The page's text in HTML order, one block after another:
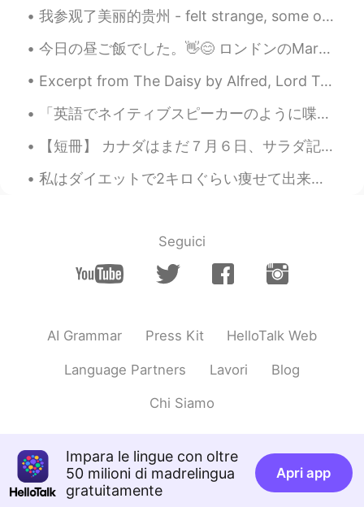
我参观了美丽的贵州 - felt strange, some of the locals noticed me from some advertisements 😂🤔 but they're a...
今日の昼ご飯でした。👋😊 ロンドンのMarugame Udonです。このレストランはとても新しいです。日本で行ったことがあります。😄👌 このうどんはかけでした。美味しかったです。 天ぷらは鶏肉と...
Excerpt from The Daisy by Alfred, Lord Tennyson. What more? we took our last adieu, And up the s...
「英語でネイティブスピーカーのように喋れるようになりた〜い！」と言っている人が多いです。 でも、その目標は多分無理と思います。 なぜかというと、人の性格は喋り方と繋がっているからです。 例...
【短冊】 カナダはまだ７月６日、サラダ記念日です。 日本ではもう７月７日、七夕ですね。 サラダ記念日は実話ではないです。野球デートで唐揚げのお弁当が褒められたエピソードをアレンジした短歌です...
私はダイエットで2キロぐらい痩せて出来た I’ve lost about 2 kilograms on my diet ケトジェニックダイエットしてるので、体のケトーシスのレブルを分かるのため...
Seguici
AI Grammar Press Kit HelloTalk Web
Language Partners Lavori Blog
Chi Siamo
Impara le lingue con oltre
50 milioni di madrelingua
gratuitamente
Apri app